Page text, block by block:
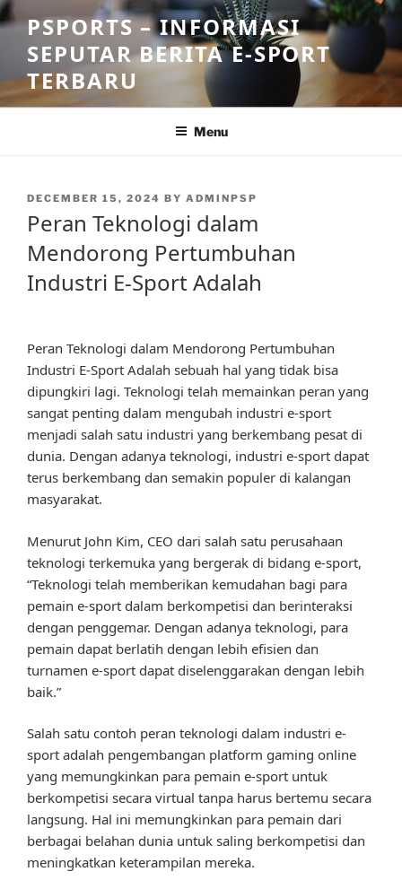
Skip
to
content
PSPORTS – INFORMASI
SEPUTAR BERITA E-SPORT
TERBARU
Menu
POSTED
DECEMBER 15, 2024 BY ADMINPSP
Peran Teknologi dalam
Mendorong Pertumbuhan
Industri E-Sport Adalah
Peran Teknologi dalam Mendorong Pertumbuhan
Industri E-Sport Adalah sebuah hal yang tidak bisa
dipungkiri lagi. Teknologi telah memainkan peran yang
sangat penting dalam mengubah industri e-sport
menjadi salah satu industri yang berkembang pesat di
dunia. Dengan adanya teknologi, industri e-sport dapat
terus berkembang dan semakin populer di kalangan
masyarakat.
Menurut John Kim, CEO dari salah satu perusahaan
teknologi terkemuka yang bergerak di bidang e-sport,
“Teknologi telah memberikan kemudahan bagi para
pemain e-sport dalam berkompetisi dan berinteraksi
dengan penggemar. Dengan adanya teknologi, para
pemain dapat berlatih dengan lebih efisien dan
turnamen e-sport dapat diselenggarakan dengan lebih
baik.”
Salah satu contoh peran teknologi dalam industri e-
sport adalah pengembangan platform gaming online
yang memungkinkan para pemain e-sport untuk
berkompetisi secara virtual tanpa harus bertemu secara
langsung. Hal ini memungkinkan para pemain dari
berbagai belahan dunia untuk saling berkompetisi dan
meningkatkan keterampilan mereka.